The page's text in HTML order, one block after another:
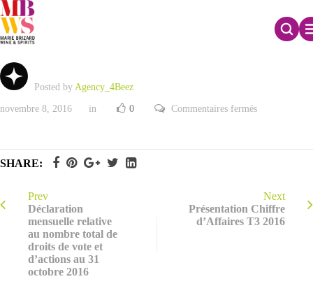
Chiffre d’Affaires du 3ème trimestre 2016
Posted by Agency_4Beez
novembre 8, 2016 in 0 Commentaires ferméssur
SHARE:
Prev
Déclaration
mensuelle relative
au nombre total de
droits de vote et
d’actions au 31
octobre 2016
Next
Présentation Chiffre
d’Affaires T3 2016